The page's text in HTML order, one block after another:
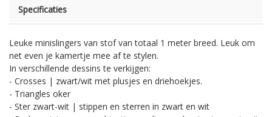
Specificaties
Leuke minislingers van stof van totaal 1 meter breed. Leuk om
net even je kamertje mee af te stylen.
In verschillende dessins te verkijgen:
- Crosses | zwart/wit met plusjes en driehoekjes.
- Triangles oker
- Ster zwart-wit | stippen en sterren in zwart en wit